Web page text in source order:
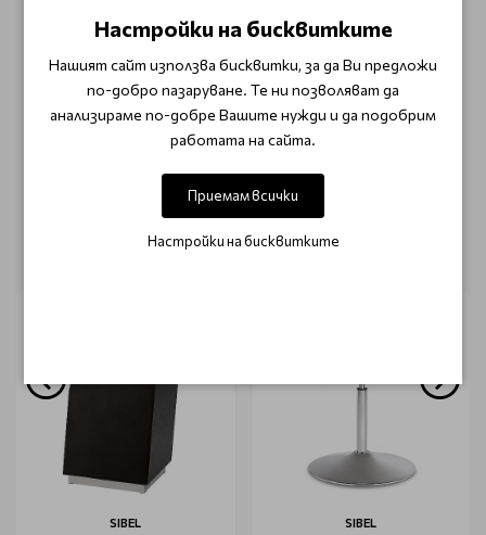
ОТЗИВИ (0)
Този продукт няма отзиви.
ОЩЕ ОТ КАТЕГОРИЯТА
SIBEL SIBEL
Настройки на бисквитките
Нашият сайт използва бисквитки, за да Ви предложи
по-добро пазаруване. Те ни позволяват да
анализираме по-добре Вашите нужди и да подобрим
работата на сайта.
Приемам всички
Настройки на бисквитките